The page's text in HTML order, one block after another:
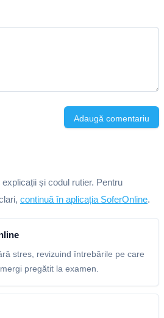
Adaugă comentariu
și codul rutier. Pentru
continuă în aplicația SoferOnline.
stres, revizuind întrebările pe care
pregătit la examen.